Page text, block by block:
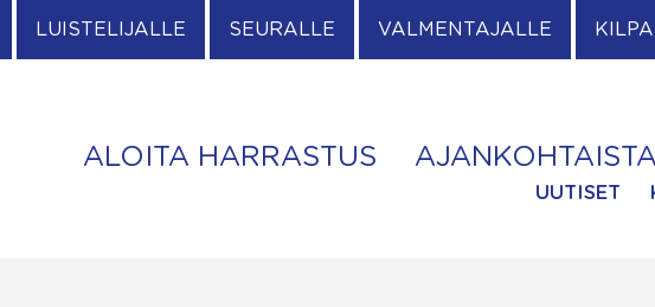
LUISTELIJALLE SEURALLE VALMENTAJALLE
ALOITA HARRASTUS AJANKOHTAISTA
UUTISET